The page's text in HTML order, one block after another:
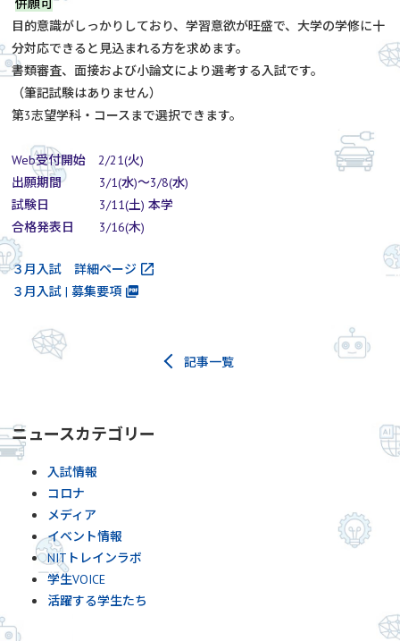
併願可
目的意識がしっかりしており、学習意欲が旺盛で、大学の学修に十
分対応できると見込まれる方を求めます。
書類審査、面接および小論文により選考する入試です。
（筆記試験はありません）
第3志望学科・コースまで選択できます。
Web受付開始 2/21(火)
出願期間 3/1(水)～3/8(水)
試験日 3/11(土) 本学
合格発表日 3/16(木)
３月入試 詳細ページ
３月入試 | 募集要項
記事一覧
ニュースカテゴリー
入試情報
コロナ
メディア
イベント情報
NITトレインラボ
学生VOICE
活躍する学生たち